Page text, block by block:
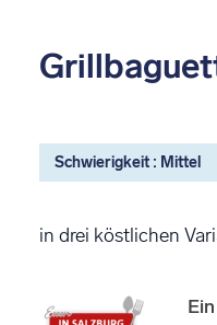
Schwierigkeit : Mittel
in drei köstlichen